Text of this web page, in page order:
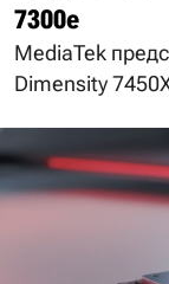
7300e
MediaTek
Dimensity